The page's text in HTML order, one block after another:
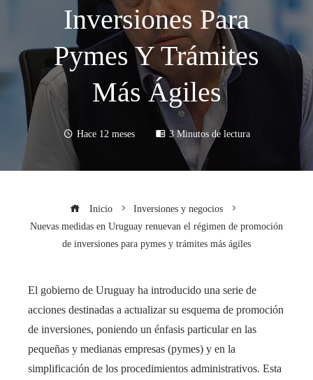
Inversiones Para
Pymes Y Trámites
Más Ágiles
Hace 12 meses 3 Minutos de lectura
Inicio
Inversiones y negocios
Nuevas medidas en Uruguay renuevan el régimen de promoción
de inversiones para pymes y trámites más ágiles
El gobierno de Uruguay ha introducido una serie de
acciones destinadas a actualizar su esquema de promoción
de inversiones, poniendo un énfasis particular en las
pequeñas y medianas empresas (pymes) y en la
simplificación de los procedimientos administrativos. Esta